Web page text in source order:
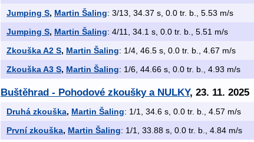
Jumping S, Martin Šaling: 3/13, 34.37 s, 0.0 tr. b., 5.53 m/s
Jumping S, Martin Šaling: 4/11, 34.1 s, 0.0 tr. b., 5.51 m/s
Zkouška A2 S, Martin Šaling: 1/4, 46.5 s, 0.0 tr. b., 4.67 m/s
Zkouška A3 S, Martin Šaling: 1/6, 44.66 s, 0.0 tr. b., 4.93 m/s
Buštěhrad - Pohodové zkoušky a NULKY, 23. 11. 2025
Druhá zkouška, Martin Šaling: 1/1, 34.6 s, 0.0 tr. b., 4.57 m/s
První zkouška, Martin Šaling: 1/1, 33.88 s, 0.0 tr. b., 4.84 m/s